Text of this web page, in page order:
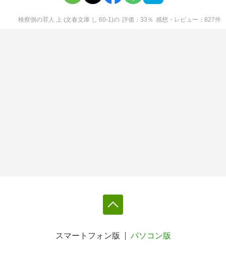
検察側の罪人 上 (文春文庫 し 60-1)の 評価 33 ％ 感想・レビュー 827件
スマートフォン版 パソコン版